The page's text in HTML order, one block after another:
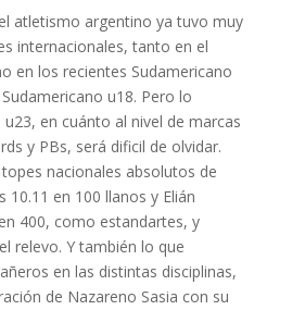
atletismo argentino ya tuvo muy
internacionales, tanto en el
en los recientes Sudamericano
u18. Pero lo
en cuánto al nivel de marcas
y PBs, será dificil de olvidar.
nacionales absolutos de
10.11 en 100 llanos y Elián
400, como estandartes, y
relevo. Y también lo que
en las distintas disciplinas,
de Nazareno Sasia con su